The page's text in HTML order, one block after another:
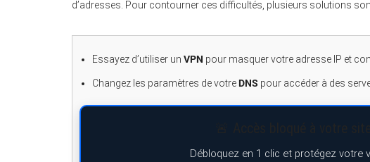
d’adresses. Pour contourner ces difficultés, plusieurs solutions
Essayez d’utiliser un VPN pour masquer votre adresse IP et
Changez les paramètres de votreDNS pour accéder à des
Débloquez en 1 clic et protégez votre